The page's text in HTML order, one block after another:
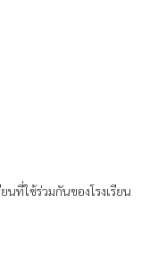
ที่ใช้ร่วมกันของโรงเรียน